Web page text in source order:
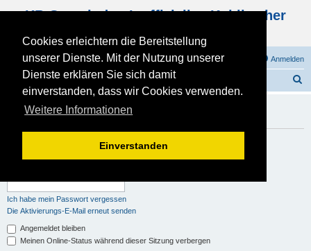
Cookies erleichtern die Bereitstellung
unserer Dienste. Mit der Nutzung unserer
Dienste erklären Sie sich damit
einverstanden, dass wir Cookies verwenden.
Weitere Informationen
Einverstanden
KB Gemeinde - Inoffizielles Kohlbacher
FAQ Anmelden
Registrieren
Foren-Übersicht
h
Du musst registriert und angemeldet sein, um Profile
anzuschauen.
Ich habe mein Passwort vergessen
Die Aktivierungs-E-Mail erneut senden
Angemeldet bleiben
Meinen Online-Status während dieser Sitzung verbergen